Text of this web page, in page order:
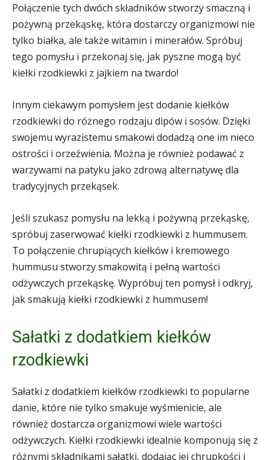
Połączenie tych dwóch składników stworzy smaczną i
pożywną przekąskę, która dostarczy organizmowi nie
tylko białka, ale także witamin i minerałów. Spróbuj
tego pomysłu i przekonaj się, jak pyszne mogą być
kiełki rzodkiewki z jajkiem na twardo!
Innym ciekawym pomysłem jest dodanie kiełków
rzodkiewki do różnego rodzaju dipów i sosów. Dzięki
swojemu wyrazistemu smakowi dodadzą one im nieco
ostrości i orzeźwienia. Można je również podawać z
warzywami na patyku jako zdrową alternatywę dla
tradycyjnych przekąsek.
Jeśli szukasz pomysłu na lekką i pożywną przekąskę,
spróbuj zaserwować kiełki rzodkiewki z hummusem.
To połączenie chrupiących kiełków i kremowego
hummusu stworzy smakowitą i pełną wartości
odżywczych przekąskę. Wypróbuj ten pomysł i odkryj,
jak smakują kiełki rzodkiewki z hummusem!
Sałatki z dodatkiem kiełków
rzodkiewki
Sałatki z dodatkiem kiełków rzodkiewki to popularne
danie, które nie tylko smakuje wyśmienicie, ale
również dostarcza organizmowi wiele wartości
odżywczych. Kiełki rzodkiewki idealnie komponują się z
różnymi składnikami sałatki, dodając jej chrupkości i